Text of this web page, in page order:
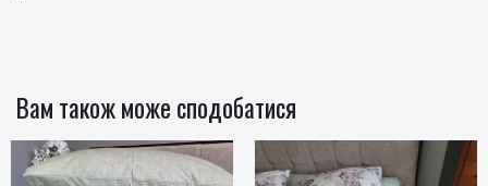
Вам також може сподобатися